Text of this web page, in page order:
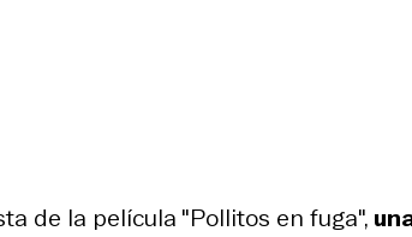
de la película "Pollitos en fuga",